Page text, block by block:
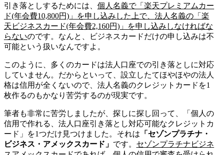
引き落としするためには、 個人名義で「楽天プレミアムカー
ド(年会費10,800円)」を申し込みした上で、法人名義の「楽
天ビジネスカード(年会費2,160円)」を申し込みしなければな
らないのです。なんと、ビジネスカードだけの申し込みは不
可能という扱いなんですよ。
このように、多くのカードは法人口座での引き落としに対応
していません。だからといって、設立したてほやほやの法人
格は信用が全くないので、法人名義のクレジットカードを1
枚作るのもかなり苦労するのが現実です。
筆者も非常に苦労しましたが、探しに探し回って、「個人の
信用で作れる、法人口座引き落とし対応可能なクレジットカ
ード」を1つだけ見つけました。それは 「セゾンプラチナ・
ビジネス・アメックスカード」 です。 セゾンプラチナビジネ